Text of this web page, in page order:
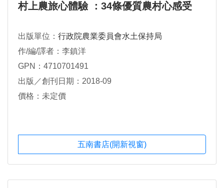
村上農旅心體驗 ：34條優質農村心感受
出版單位： 行政院農業委員會水土保持局
作/編/譯者：李鎮洋
GPN：4710701491
出版／創刊日期：2018-09
價格：未定價
五南書店(開新視窗)